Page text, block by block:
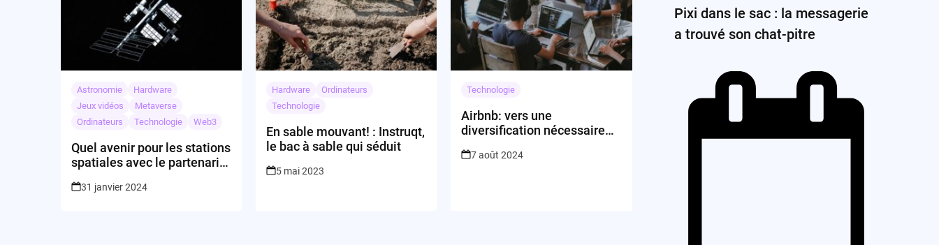
Astronomie
Hardware
Jeux vidéos
Metaverse
Ordinateurs
Technologie Web3
Quel avenir pour les stations
spatiales avec le partenariat
31 janvier 2024
Hardware
Ordinateurs
Technologie
En sable mouvant! : Instruqt,
le bac à sable qui séduit
5 mai 2023
Technologie
Airbnb: vers une
diversification nécessaire
7 août 2024
Pixi dans le sac : la messagerie
a trouvé son chat-pitre